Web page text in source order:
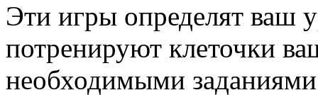
Эти игры определят ваш
потренируют клеточки
необходимыми